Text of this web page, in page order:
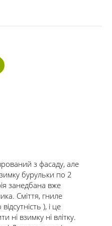
з фасаду, але
бурульки по 2
занедбана вже
Сміття, гниле
), і це
ні взимку ні влітку.